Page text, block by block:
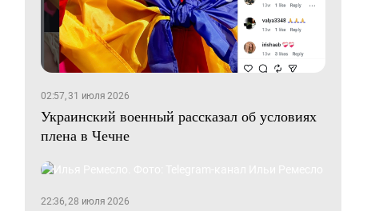
02:57, 31 июля 2026
Украинский военный рассказал об условиях
плена в Чечне
22:36, 28 июля 2026